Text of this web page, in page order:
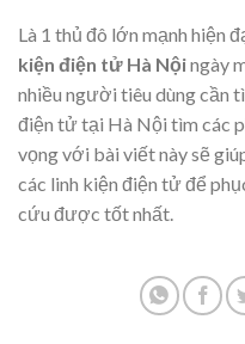
Là 1 thủ đô lớn mạnh hiện
kiện điện tử Hà Nộingày
nhiều người tiêu dùng cần
điện tử tại Hà Nội tìm các
vọng với bài viết này sẽ
các linh kiện điện tử để
cứu được tốt nhất.